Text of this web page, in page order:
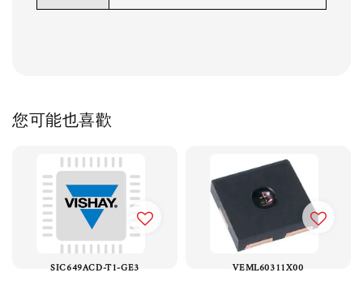
您可能也喜歡
SIC649ACD-T1-GE3 VEML60311X00